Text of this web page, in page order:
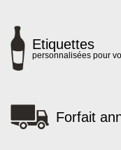
Etiquettes
personnalisées pour
Forfait